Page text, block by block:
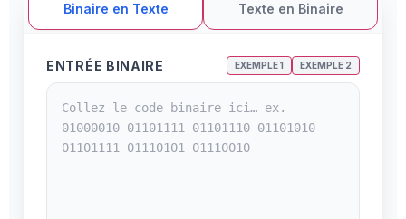
Binaire en Texte Texte en Binaire
ENTRÉE BINAIRE EXEMPLE 1 EXEMPLE 2